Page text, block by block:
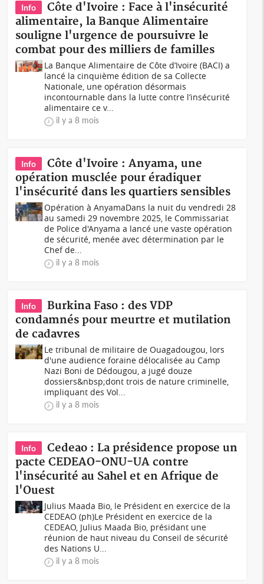
Info
Côte d'Ivoire : Face à l'insécurité
alimentaire, la Banque Alimentaire
souligne l'urgence de poursuivre le
combat pour des milliers de familles
La Banque Alimentaire de Côte d’Ivoire (BACI) a
lancé la cinquième édition de sa Collecte
Nationale, une opération désormais
incontournable dans la lutte contre l’insécurité
alimentaire ce v...
il y a 8 mois
Info
Côte d'Ivoire : Anyama, une
opération musclée pour éradiquer
l'insécurité dans les quartiers sensibles
Opération à AnyamaDans la nuit du vendredi 28
au samedi 29 novembre 2025, le Commissariat
de Police d'Anyama a lancé une vaste opération
de sécurité, menée avec détermination par le
Chef de...
il y a 8 mois
Info
Burkina Faso : des VDP
condamnés pour meurtre et mutilation
de cadavres
Le tribunal de militaire de Ouagadougou, lors
d'une audience foraine délocalisée au Camp
Nazi Boni de Dédougou, a jugé douze
dossiers&nbsp;dont trois de nature criminelle,
impliquant des Vol...
il y a 8 mois
Info
Cedeao : La présidence propose un
pacte CEDEAO-ONU-UA contre
l'insécurité au Sahel et en Afrique de
l'Ouest
Julius Maada Bio, le Président en exercice de la
CEDEAO (ph)Le Président en exercice de la
CEDEAO, Julius Maada Bio, présidant une
réunion de haut niveau du Conseil de sécurité
des Nations U...
il y a 8 mois